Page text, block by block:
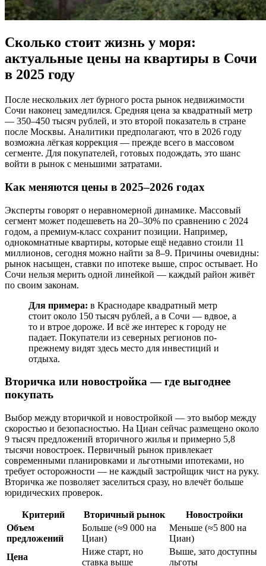
Сколько стоит жизнь у моря:
актуальные цены на квартиры в Сочи
в 2025 году
После нескольких лет бурного роста рынок недвижимости
Сочи наконец замедлился. Средняя цена за квадратный метр
— 350–450 тысяч рублей, и это второй показатель в стране
после Москвы. Аналитики предполагают, что в 2026 году
возможна лёгкая коррекция — прежде всего в массовом
сегменте. Для покупателей, готовых подождать, это шанс
войти в рынок с меньшими затратами.
Как меняются цены в 2025–2026 годах
Эксперты говорят о неравномерной динамике. Массовый
сегмент может подешеветь на 20–30% по сравнению с 2024
годом, а премиум-класс сохранит позиции. Например,
однокомнатные квартиры, которые ещё недавно стоили 11
миллионов, сегодня можно найти за 8–9. Причины очевидны:
рынок насыщен, ставки по ипотеке выше, спрос остывает. Но
Сочи нельзя мерить одной линейкой — каждый район живёт
по своим законам.
Для примера: в Краснодаре квадратный метр
стоит около 150 тысяч рублей, а в Сочи — вдвое, а
то и втрое дороже. И всё же интерес к городу не
падает. Покупатели из северных регионов по-
прежнему видят здесь место для инвестиций и
отдыха.
Вторичка или новостройка — где выгоднее
покупать
Выбор между вторичкой и новостройкой — это выбор между
скоростью и безопасностью. На Циан сейчас размещено около
9 тысяч предложений вторичного жилья и примерно 5,8
тысячи новостроек. Первичный рынок привлекает
современными планировками и льготными ипотеками, но
требует осторожности — не каждый застройщик чист на руку.
Вторичка же позволяет заселиться сразу, но влечёт больше
юридических проверок.
Критерий Вторичный рынок
Новостройки
Объем
предложений
Больше (≈9 000 на
Циан)
Меньше (≈5 800 на
Циан)
Цена
Ниже старт, но
ставка выше
Выше, зато доступны
льготы